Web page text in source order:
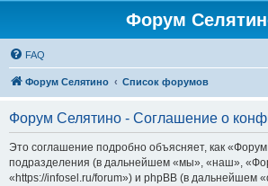
Форум
FAQ
Форум Селятино Список форумов
Форум Селятино - Соглашение о
Это соглашение подробно объясняет, как
подразделения (в дальнейшем «мы», «наш»,
«https://infosel.ru/forum») и phpBB (в дальнейшем